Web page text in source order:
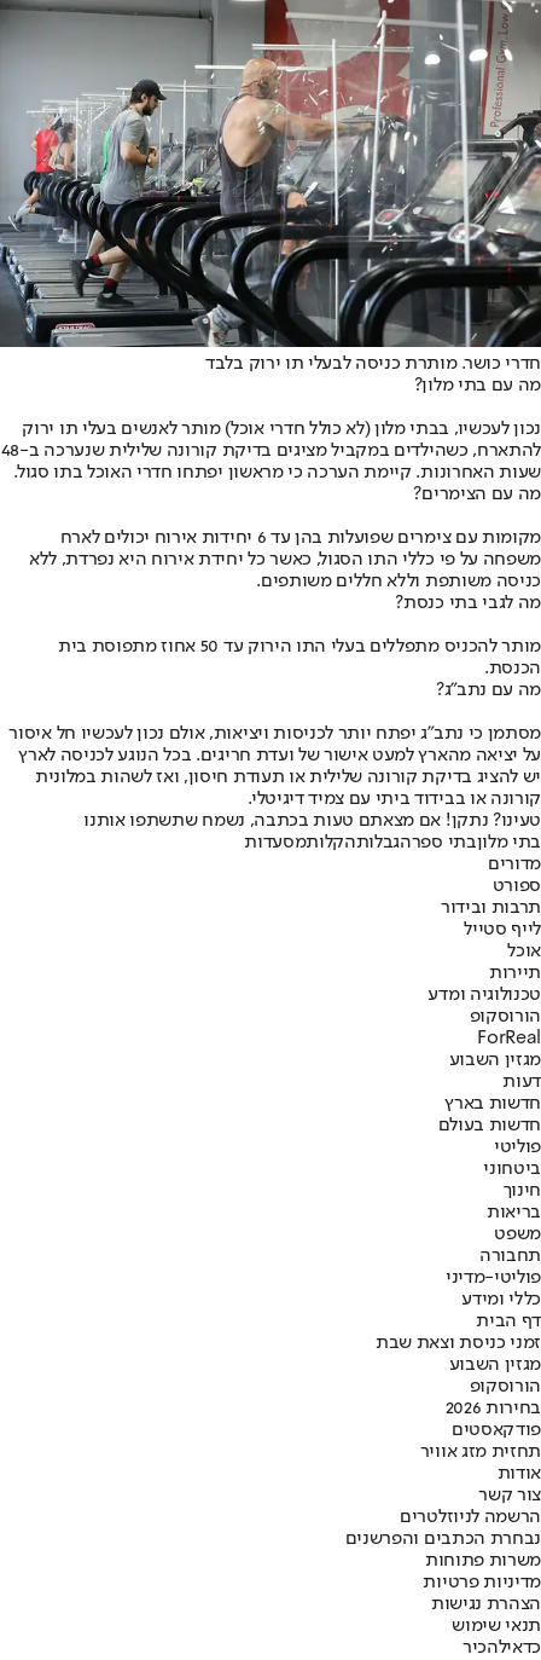
חדרי כושר. מותרת כניסה לבעלי תו ירוק בלבד
מה עם בתי מלון?
נכון לעכשיו, בבתי מלון (לא כולל חדרי אוכל) מותר לאנשים בעלי תו ירוק
להתארח, כשהילדים במקביל מציגים בדיקת קורונה שלילית שנערכה ב-48
שעות האחרונות. קיימת הערכה כי מראשון יפתחו חדרי האוכל בתו סגול.
מה עם הצימרים?
מקומות עם צימרים שפועלות בהן עד 6 יחידות אירוח יכולים לארח
משפחה על פי כללי התו הסגול, כאשר כל יחידת אירוח היא נפרדת, ללא
כניסה משותפת וללא חללים משותפים.
מה לגבי בתי כנסת?
מותר להכניס מתפללים בעלי התו הירוק עד 50 אחוז מתפוסת בית
הכנסת.
מה עם נתב"ג?
מסתמן כי נתב"ג יפתח יותר לכניסות ויציאות, אולם נכון לעכשיו חל איסור
על יציאה מהארץ למעט אישור של ועדת חריגים. בכל הנוגע לכניסה לארץ
יש להציג בדיקת קורונה שלילית או תעודת חיסון, ואז לשהות במלונית
קורונה או בבידוד ביתי עם צמיד דיגיטלי.
טעינו? נתקן! אם מצאתם טעות בכתבה, נשמח שתשתפו אותנו
בתי מלוןבתי ספרהגבלותהקלותמסעדות
מדורים
ספורט
תרבות ובידור
לייף סטייל
אוכל
תיירות
טכנולוגיה ומדע
הורוסקופ
ForReal
מגזין השבוע
דעות
חדשות בארץ
חדשות בעולם
פוליטי
ביטחוני
חינוך
בריאות
משפט
תחבורה
פוליטי-מדיני
כללי ומידע
דף הבית
זמני כניסת וצאת שבת
מגזין השבוע
הורוסקופ
בחירות 2026
פודקאסטים
תחזית מזג אוויר
אודות
צור קשר
הרשמה לניוזלטרים
נבחרת הכתבים והפרשנים
משרות פתוחות
מדיניות פרטיות
הצהרת נגישות
תנאי שימוש
כדאילהכיר